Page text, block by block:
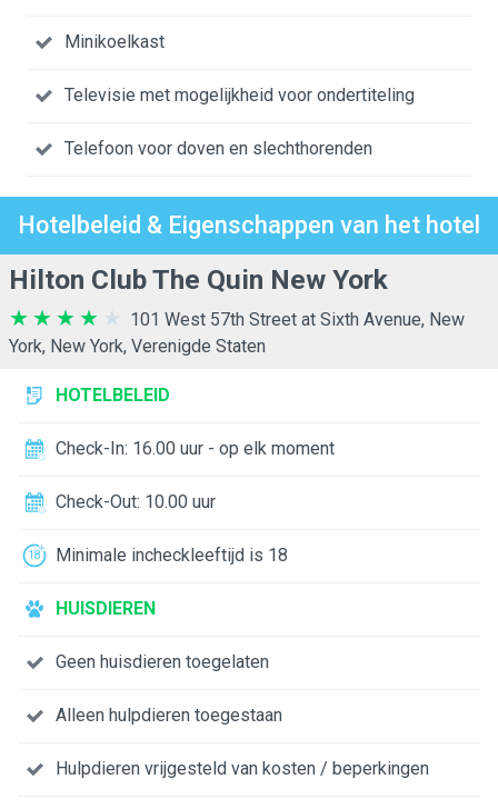
Minikoelkast
Televisie met mogelijkheid voor ondertiteling
Telefoon voor doven en slechthorenden
Hotelbeleid & Eigenschappen van het hotel
Hilton Club The Quin New York
101 West 57th Street at Sixth Avenue, New
York, New York, Verenigde Staten
HOTELBELEID
Check-In: 16.00 uur - op elk moment
Check-Out: 10.00 uur
Minimale incheckleeftijd is 18
HUISDIEREN
Geen huisdieren toegelaten
Alleen hulpdieren toegestaan
Hulpdieren vrijgesteld van kosten / beperkingen